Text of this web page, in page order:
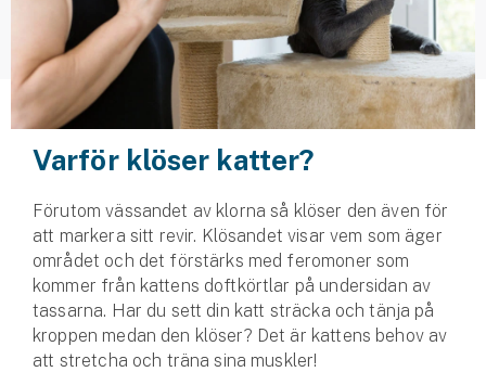
Märkesförsäkringar
Båt
Båtförsäkring
Märkesförsäkringar
Vattenskoterförsäkring
Sportfiskarna
Djur
Hundförsäkring
Varför klöser katter?
Förutom vässandet av klorna så klöser den även för
att markera sitt revir. Klösandet visar vem som äger
området och det förstärks med feromoner som
kommer från kattens doftkörtlar på undersidan av
tassarna. Har du sett din katt sträcka och tänja på
kroppen medan den klöser? Det är kattens behov av
att stretcha och träna sina muskler!